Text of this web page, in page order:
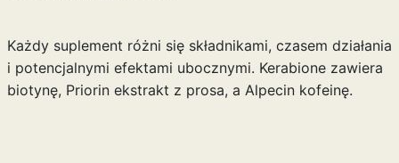
Każdy suplement różni się składnikami, czasem działania
i potencjalnymi efektami ubocznymi. Kerabione zawiera
biotynę, Priorin ekstrakt z prosa, a Alpecin kofeinę.